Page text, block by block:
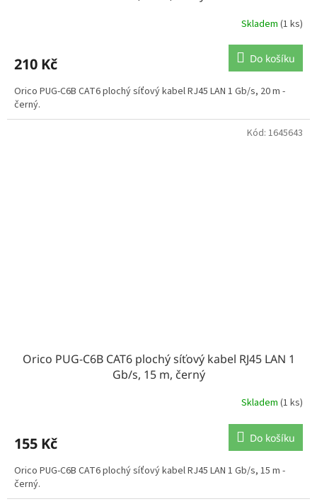
Skladem (1 ks)
210 Kč Do košíku
Orico PUG-C6B CAT6 plochý síťový kabel RJ45 LAN 1 Gb/s, 20 m -
černý.
Orico PUG-C6B CAT6 plochý síťový kabel RJ45 LAN 1
Gb/s, 15 m, černý
Skladem (1 ks)
155 Kč Do košíku
Orico PUG-C6B CAT6 plochý síťový kabel RJ45 LAN 1 Gb/s, 15 m -
černý.
Kód: 1645643